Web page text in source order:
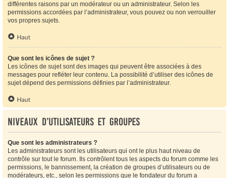
différentes raisons par un modérateur ou un administrateur. Selon les
permissions accordées par l’administrateur, vous pouvez ou non verrouiller
vos propres sujets.
Haut
Que sont les icônes de sujet ?
Les icônes de sujet sont des images qui peuvent être associées à des
messages pour refléter leur contenu. La possibilité d’utiliser des icônes de
sujet dépend des permissions définies par l’administrateur.
Haut
Niveaux d’utilisateurs et groupes
Que sont les administrateurs ?
Les administrateurs sont les utilisateurs qui ont le plus haut niveau de
contrôle sur tout le forum. Ils contrôlent tous les aspects du forum comme les
permissions, le bannissement, la création de groupes d’utilisateurs ou de
modérateurs, etc., selon les permissions que le fondateur du forum a